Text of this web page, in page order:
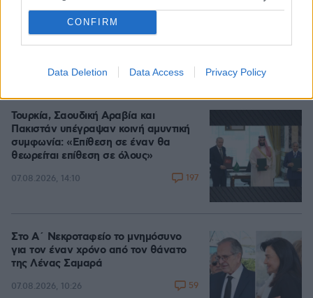
CONFIRM
Data Deletion Data Access Privacy Policy
γεννήθηκαν από εγκαταλελειμμένα
μεταλλεία δημιουργώντας ένα
μοναδικό οικοσύστημα, δείτε
αεροφωτογραφίες
07.08.2026, 15:58
Τουρκία, Σαουδική Αραβία και
Πακιστάν υπέγραψαν κοινή αμυντική
συμφωνία: «Επίθεση σε έναν θα
θεωρείται επίθεση σε όλους»
07.08.2026, 14:10 197
Στο Α΄ Νεκροταφείο το μνημόσυνο
για τον έναν χρόνο από τον θάνατο
της Λένας Σαμαρά
07.08.2026, 10:26 59